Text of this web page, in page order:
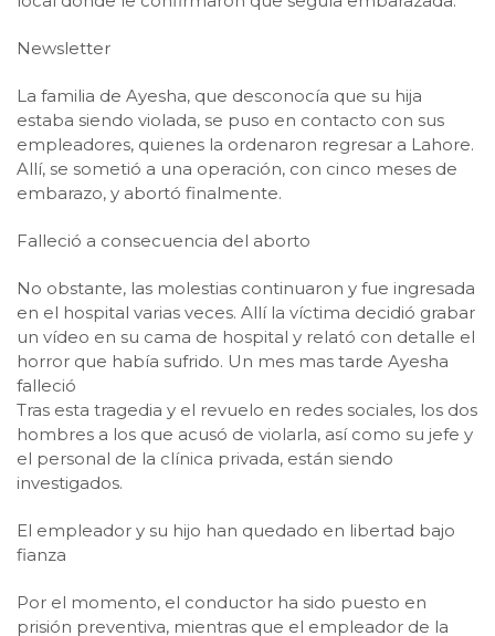
Newsletter
La familia de Ayesha, que desconocía que su hija
estaba siendo violada, se puso en contacto con sus
empleadores, quienes la ordenaron regresar a Lahore.
Allí, se sometió a una operación, con cinco meses de
embarazo, y abortó finalmente.
Falleció a consecuencia del aborto
No obstante, las molestias continuaron y fue ingresada
en el hospital varias veces. Allí la víctima decidió grabar
un vídeo en su cama de hospital y relató con detalle el
horror que había sufrido. Un mes mas tarde Ayesha
falleció
Tras esta tragedia y el revuelo en redes sociales, los dos
hombres a los que acusó de violarla, así como su jefe y
el personal de la clínica privada, están siendo
investigados.
El empleador y su hijo han quedado en libertad bajo
fianza
Por el momento, el conductor ha sido puesto en
prisión preventiva, mientras que el empleador de la